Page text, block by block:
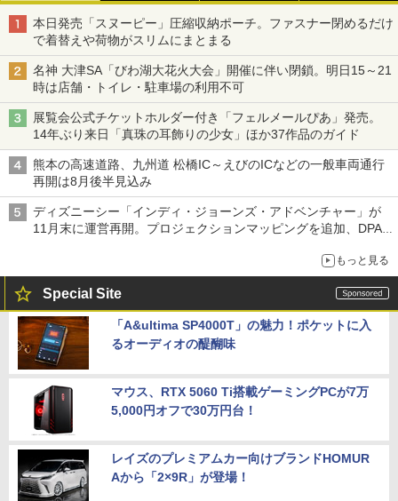
本日発売「スヌーピー」圧縮収納ポーチ。ファスナー閉めるだけ
で着替えや荷物がスリムにまとまる
名神 大津SA「びわ湖大花火大会」開催に伴い閉鎖。明日15～21
時は店舗・トイレ・駐車場の利用不可
展覧会公式チケットホルダー付き「フェルメールぴあ」発売。
14年ぶり来日「真珠の耳飾りの少女」ほか37作品のガイド
熊本の高速道路、九州道 松橋IC～えびのICなどの一般車両通行
再開は8月後半見込み
ディズニーシー「インディ・ジョーンズ・アドベンチャー」が
11月末に運営再開。プロジェクションマッピングを追加、DPA
もっと見る
Special Site
「A&ultima SP4000T」の魅力！ポケットに入
るオーディオの醍醐味
マウス、RTX 5060 Ti搭載ゲーミングPCが7万
5,000円オフで30万円台！
レイズのプレミアムカー向けブランドHOMUR
Aから「2×9R」が登場！